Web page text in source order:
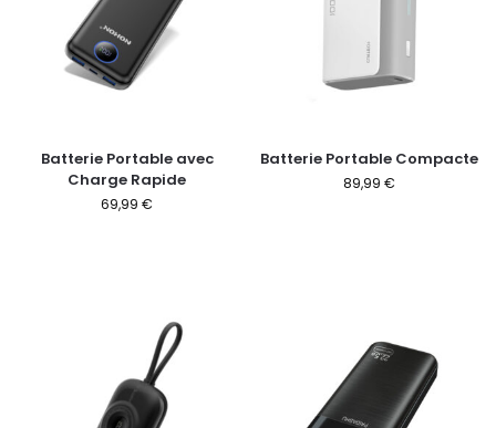
Batterie Portable avec
Charge Rapide
69,99 €
Batterie Portable Compacte
89,99 €